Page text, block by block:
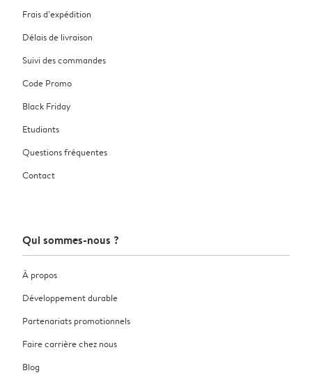
Frais d’expédition
Délais de livraison
Suivi des commandes
Code Promo
Black Friday
Etudiants
Questions fréquentes
Contact
Qui sommes-nous ?
À propos
Développement durable
Partenariats promotionnels
Faire carrière chez nous
Blog